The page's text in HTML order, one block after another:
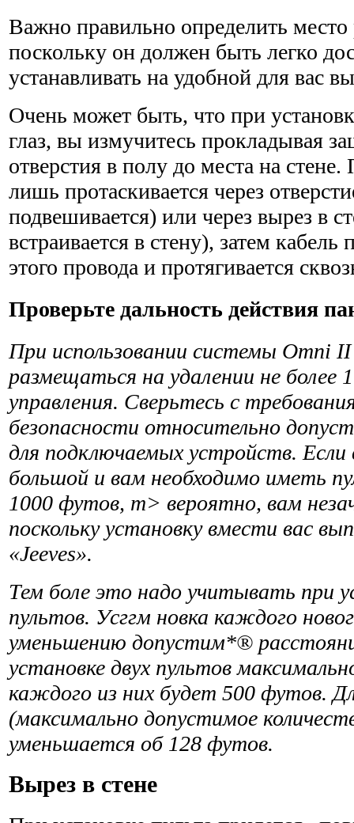
Важно правильно определить
поскольку он должен быть легко
устанавливать на удобной для вас
Очень может быть, что при
глаз, вы измучитесь прокладывая
отверстия в полу до места на
лишь протаскивается через
подвеши­вается) или через вырез в
встраивается в стену), затем
этого провода и протягивается
Проверьте дальность действия
При использовании системы Omni
размещаться на уда­лении не более
управления. Сверьтесь с
безопасности относительно
для подключаемых устройств.
большой и вам необходимо иметь
1000 футов, т> вероятно, вам
поскольку установку вмести вас
«Jeeves».
Тем боле это надо учитывать при
пультов. Усггм новка каждого
уменьшению допустим*®
установке двух пультов
каждого из них будет 500 футов.
(максимально допустимое
уменьшается об 128 футов.
Вырез в стене